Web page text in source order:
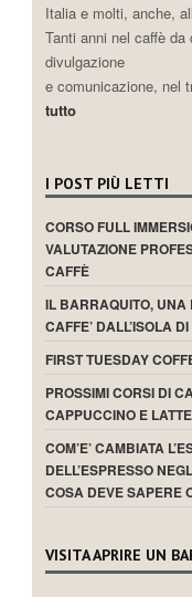
Italia e molti, anche,
Tanti anni nel caffè
divulgazione
e comunicazione, nel
tutto
I POST PIÙ LETTI
CORSO FULL
VALUTAZIONE
CAFFÈ
IL BARRAQUITO,
CAFFE’ DALL’ISOLA
FIRST TUESDAY
PROSSIMI CORSI DI
CAPPUCCINO E
COM’E’ CAMBIATA
DELL’ESPRESSO
COSA DEVE SAPERE
VISITA APRIRE UN